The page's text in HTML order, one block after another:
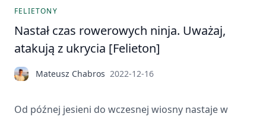
FELIETONY
Nastał czas rowerowych ninja. Uważaj,
atakują z ukrycia [Felieton]
Mateusz Chabros 2022-12-16
Od późnej jesieni do wczesnej wiosny nastaje w